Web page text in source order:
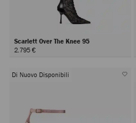
Scarlett Over The Knee 95
2.795 €
Di Nuovo Disponibili